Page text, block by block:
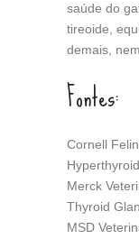
saúde do
tireoide,
demais,
Fontes:
Cornell
Merck
Thyroid
MSD